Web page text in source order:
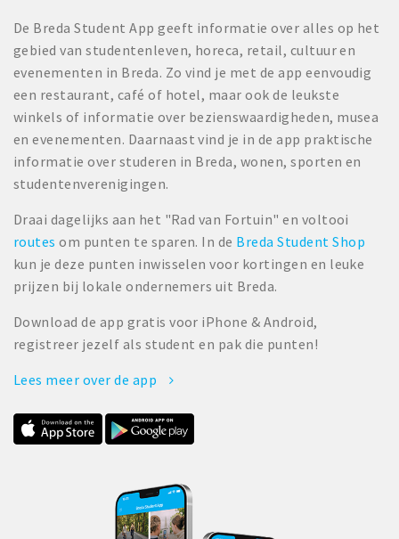
De Breda Student App geeft informatie over alles op het
gebied van studentenleven, horeca, retail, cultuur en
evenementen in Breda. Zo vind je met de app eenvoudig
een restaurant, café of hotel, maar ook de leukste
winkels of informatie over bezienswaardigheden, musea
en evenementen. Daarnaast vind je in de app praktische
informatie over studeren in Breda, wonen, sporten en
studentenverenigingen.
Draai dagelijks aan het "Rad van Fortuin" en voltooi
routesom punten te sparen. In de Breda Student Shop
kun je deze punten inwisselen voor kortingen en leuke
prijzen bij lokale ondernemers uit Breda.
Download de app gratis voor iPhone & Android,
registreer jezelf als student en pak die punten!
Lees meer over de app